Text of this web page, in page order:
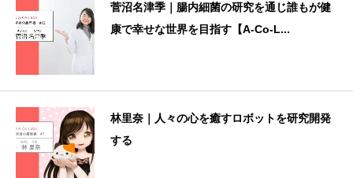
菅沼名津季｜腸内細菌の研究を通じ誰もが健
康で幸せな世界を目指す【A-Co-L...
林里奈｜人々の心を癒すロボットを研究開発
する